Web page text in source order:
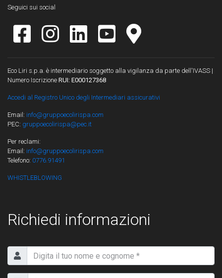
Seguici sui social
Eco Liri s.p.a. è intermediario soggetto alla vigilanza da parte dell'IVASS |
Numero Iscrizione RUI: E000127368
Accedi al Registro Unico degli Intermediari assicurativi
Email: info@gruppoecolirispa.com
PEC: gruppoecolirispa@pec.it
Per reclami:
Email: info@gruppoecolirispa.com
Telefono: 0776.91491
WHISTLEBLOWING
Richiedi informazioni